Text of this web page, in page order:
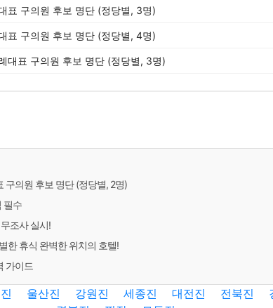
표 구의원 후보 명단 (정당별, 3명)
표 구의원 후보 명단 (정당별, 4명)
대표 구의원 후보 명단 (정당별, 3명)
구의원 후보 명단 (정당별, 2명)
필수
조사 실시!
한 휴식 완벽한 위치의 호텔!
가이드
울산진 강원진 세종진 대전진 전북진